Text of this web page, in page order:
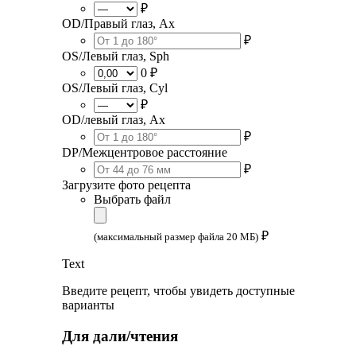
₽
OD/Правый глаз, Ax
₽
OS/Левый глаз, Sph
0 ₽
OS/Левый глаз, Cyl
₽
OD/левый глаз, Ax
₽
DP/Межцентровое расстояние
₽
Загрузите фото рецепта
Выбрать файл
(максимальный размер файла 20 МБ) ₽
Text
Введите рецепт, чтобы увидеть доступные
варианты
Для дали/чтения